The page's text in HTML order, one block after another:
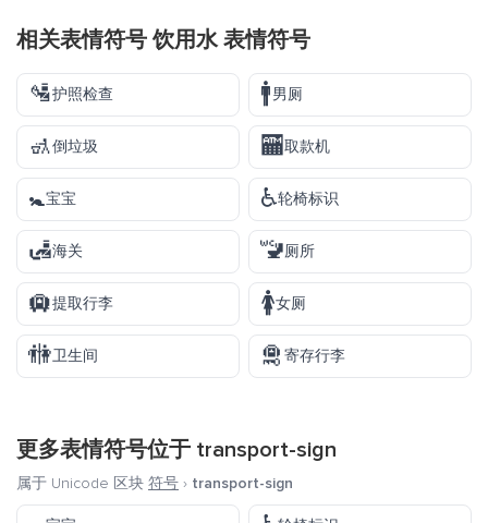
相关表情符号 饮用水 表情符号
🛂护照检查 🚹男厕
🚮倒垃圾 🏧取款机
🚼宝宝 ♿轮椅标识
🛃海关 🚾厕所
🛄提取行李 🚺女厕
🚻卫生间 🛅 寄存行李
更多表情符号位于 transport-sign
属于 Unicode 区块 符号 › transport-sign